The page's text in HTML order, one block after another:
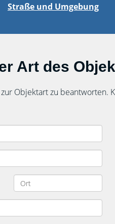
Straße und Umgebung
Art des
Objektart zu